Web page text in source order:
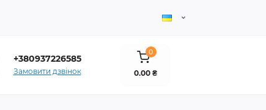
+380937226585
Замовити дзвінок
0
0.00 ₴